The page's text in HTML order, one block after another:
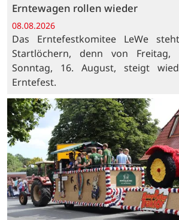
Erntewagen rollen wieder
08.08.2026
Das Erntefestkomitee LeWe
Startlöchern, denn von Freitag,
Sonntag, 16. August, steigt
Erntefest.